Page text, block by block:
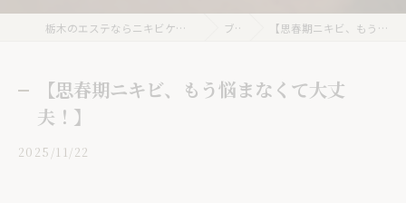
栃木のエステならニキビケア専門店 ハーブピーリングHY ブログ 【思春期ニキビ、もう悩まなくて大丈夫！】
【思春期ニキビ、もう悩まなくて大丈
夫！】
2025/11/22